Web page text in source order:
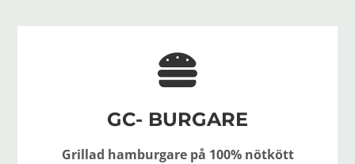
GC- BURGARE
Grillad hamburgare på 100% nötkött